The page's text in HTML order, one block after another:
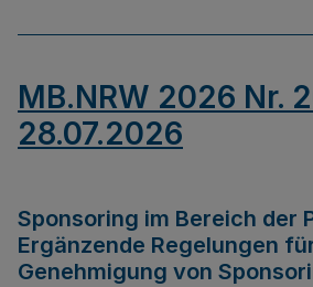
MB.NRW 2026 Nr.
28.07.2026
Sponsoring im Bereich der
Ergänzende Regelungen
Genehmigung von